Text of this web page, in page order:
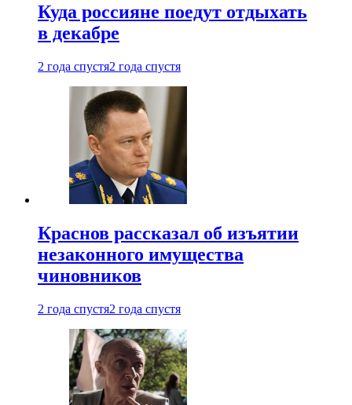
Куда россияне поедут отдыхать
в декабре
2 года спустя2 года спустя
Краснов рассказал об изъятии
незаконного имущества
чиновников
2 года спустя2 года спустя